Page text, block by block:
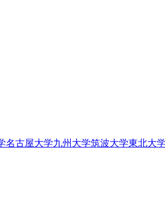
名古屋大学九州大学筑波大学東北大学